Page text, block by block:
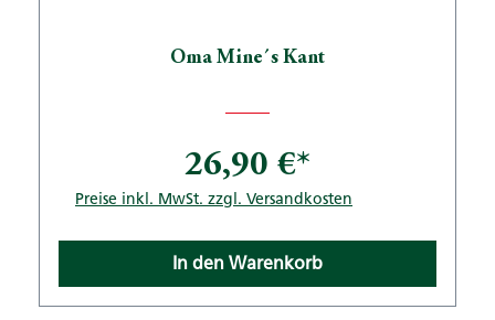
Oma Mine´s Kant
26,90 €*
Preise inkl. MwSt. zzgl. Versandkosten
In den Warenkorb